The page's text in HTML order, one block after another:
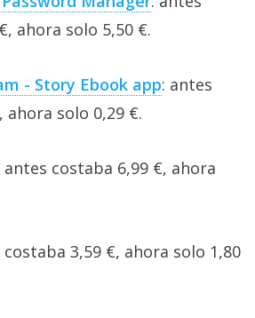
ahora solo 5,50 €.
- Story Ebook app: antes
ahora solo 0,29 €.
antes costaba 6,99 €, ahora
costaba 3,59 €, ahora solo 1,80